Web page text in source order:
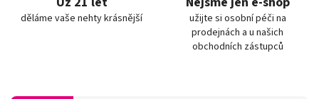
děláme vaše nehty krásnější
užijte si osobní péči na
prodejnách a u našich
obchodních zástupců